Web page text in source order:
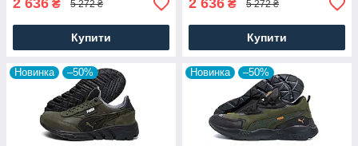
2 636 ₴ 5 272 ₴
Купити
2 636 ₴ 5 272 ₴
Купити
Новинка –50% Новинка –50%